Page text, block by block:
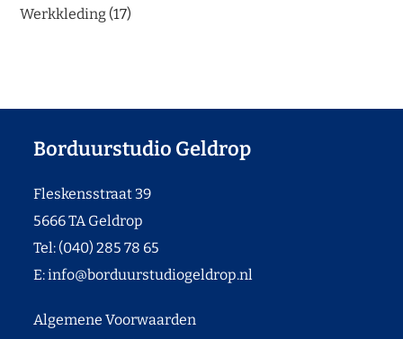
Werkkleding 17
Borduurstudio Geldrop
Fleskensstraat 39
5666 TA Geldrop
Tel: (040) 285 78 65
E:info@borduurstudiogeldrop.nl
Algemene Voorwaarden